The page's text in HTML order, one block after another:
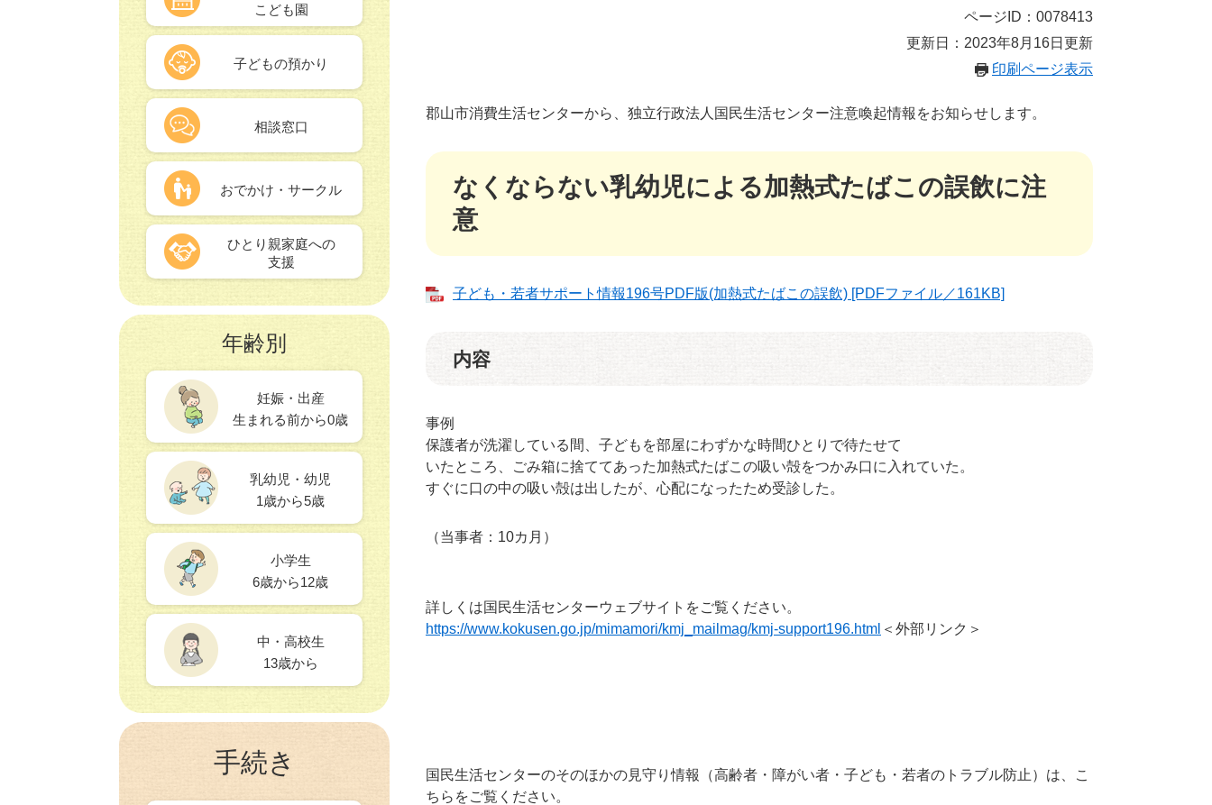
ページID：0078413
更新日：2023年8月16日更新
印刷ページ表示
郡山市消費生活センターから、独立行政法人国民生活センター注意喚起情報をお知らせします。
なくならない乳幼児による加熱式たばこの誤飲に注
意
子ども・若者サポート情報196号PDF版(加熱式たばこの誤飲) [PDFファイル／161KB]
内容
事例
保護者が洗濯している間、子どもを部屋にわずかな時間ひとりで待たせて
いたところ、ごみ箱に捨ててあった加熱式たばこの吸い殻をつかみ口に入れていた。
すぐに口の中の吸い殻は出したが、心配になったため受診した。
（当事者：10カ月）
詳しくは国民生活センターウェブサイトをご覧ください。
https://www.kokusen.go.jp/mimamori/kmj_mailmag/kmj-support196.html ＜外部リンク＞
国民生活センターのそのほかの見守り情報（高齢者・障がい者・子ども・若者のトラブル防止）は、こ
ちらをご覧ください。​
こども園
子どもの預かり
相談窓口
おでかけ・サークル
ひとり親家庭への
支援
年齢別
妊娠・出産
生まれる前から0歳
乳幼児・幼児
1歳から5歳
小学生
6歳から12歳
中・高校生
13歳から
手続き